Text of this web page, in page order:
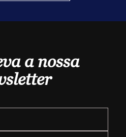
a nossa